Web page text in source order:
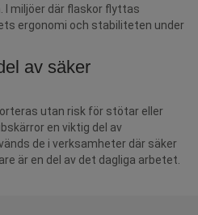
I miljöer där flaskor flyttas
ergonomi och stabiliteten under
av säker
utan risk för stötar eller
en viktig del av
de i verksamheter där säker
är en del av det dagliga arbetet.